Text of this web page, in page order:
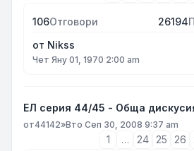
106Отговори 26194
от Nikss
Чет Яну 01, 1970 2:00 am
ЕЛ серия 44/45 - Обща
от44142»Вто Сеп 30, 2008 9:37 am
1 … 24 25 26